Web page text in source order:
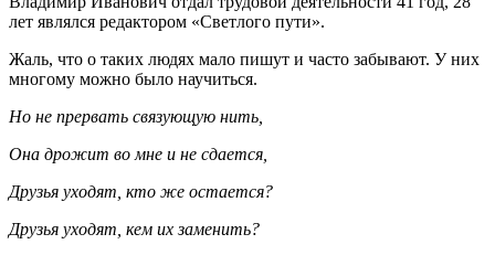
лет являлся редактором «Светлого пути».
Жаль, что о таких людях мало пишут и часто забывают. У них
многому можно было научиться.
Но не прервать связующую нить,
Она дрожит во мне и не сдается,
Друзья уходят, кто же остается?
Друзья уходят, кем их заменить?